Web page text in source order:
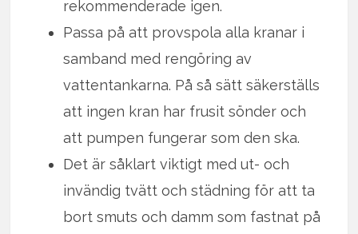
rekommenderade igen.
Passa på att provspola alla kranar i
samband med rengöring av
vattentankarna. På så sätt säkerställs
att ingen kran har frusit sönder och
att pumpen fungerar som den ska.
Det är såklart viktigt med ut- och
invändig tvätt och städning för att ta
bort smuts och damm som fastnat på